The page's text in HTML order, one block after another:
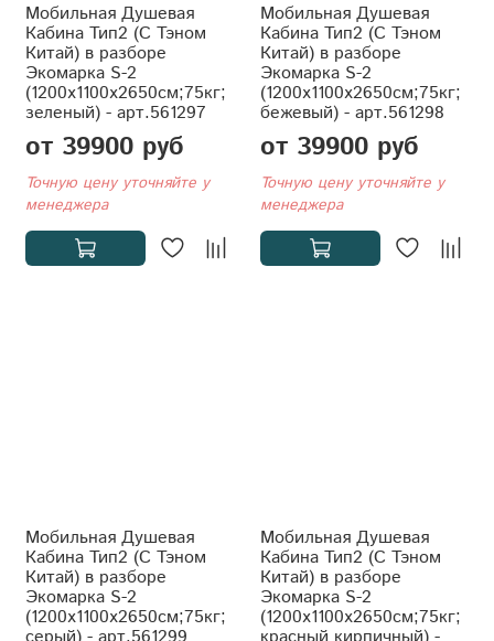
Мобильная Душевая
Кабина Тип2 (С Тэном
Китай) в разборе
Экомарка S-2
(1200x1100x2650см;75кг;
зеленый) - арт.561297
от 39900 руб
Точную цену уточняйте у
менеджера
Мобильная Душевая
Кабина Тип2 (С Тэном
Китай) в разборе
Экомарка S-2
(1200x1100x2650см;75кг;
бежевый) - арт.561298
от 39900 руб
Точную цену уточняйте у
менеджера
Мобильная Душевая
Кабина Тип2 (С Тэном
Китай) в разборе
Экомарка S-2
(1200x1100x2650см;75кг;
Мобильная Душевая
Кабина Тип2 (С Тэном
Китай) в разборе
Экомарка S-2
(1200x1100x2650см;75кг;